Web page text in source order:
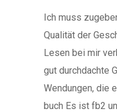
Ich muss
Qualität der
Lesen bei mir
gut durchdachte
Wendungen, die
buch Es ist fb2